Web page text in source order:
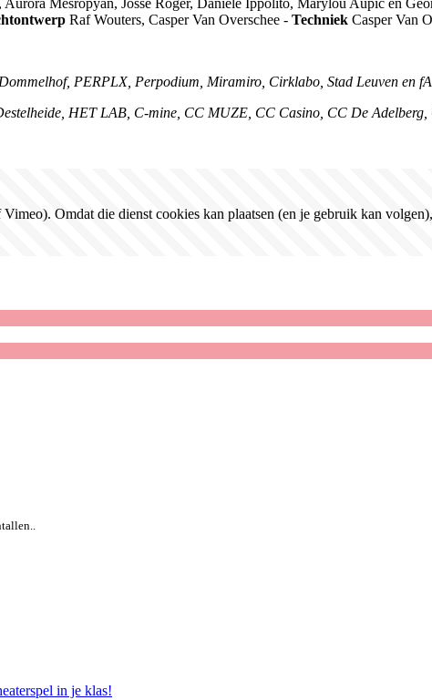
Raf Wouters, Casper Van Overschee - Techniek Casper Van
PERPLX, Perpodium, Miramiro, Cirklabo, Stad Leuven en
HET LAB, C-mine, CC MUZE, CC Casino, CC De
Omdat die dienst cookies kan plaatsen (en je gebruik kan
in je klas!